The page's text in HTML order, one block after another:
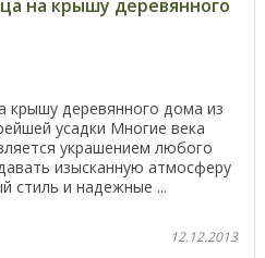
на крышу деревянного
крышу деревянного дома из
усадки Многие века
украшением любого
изысканную атмосферу
стиль и надежные ...
12.12.2013